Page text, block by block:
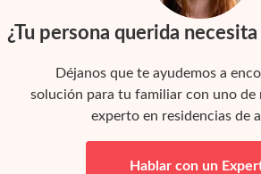
¿Tu persona querida
Déjanos que te ayudemos a
solución para tu familiar con uno de
experto en residencias de
Hablar con un